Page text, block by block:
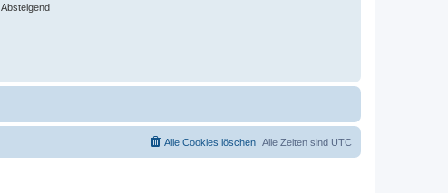
Absteigend
Alle Zeiten sind UTC
Alle Cookies löschen